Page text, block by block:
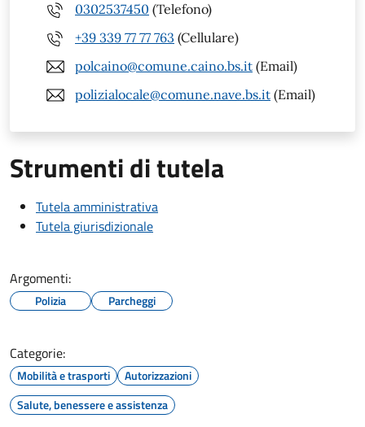
0302537450 (Telefono)
+39 339 77 77 763 (Cellulare)
polcaino@comune.caino.bs.it (Email)
polizialocale@comune.nave.bs.it (Email)
Strumenti di tutela
Tutela amministrativa
Tutela giurisdizionale
Argomenti:
Polizia Parcheggi
Categorie:
Mobilità e trasporti
Autorizzazioni
Salute, benessere e assistenza